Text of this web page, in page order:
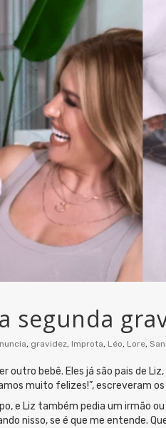
segunda
, gravidez, Improta, Léo, Lore,
outro bebê. Eles já são pais de
muito felizes!”, escreveram
e Liz também pedia um irmão
nisso, se é que me entende.